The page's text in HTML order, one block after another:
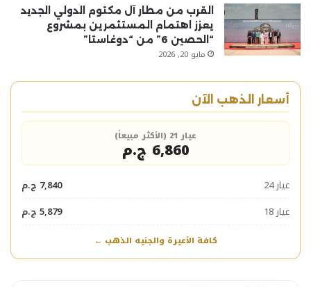
القرب من مطار آل مكتوم الدولي الجديد
يعزز اهتمام المستثمرين بمشروع
“الحصين 6” من “دوغاستا”
مايو 20, 2026
أسعار الذهب الآن
عيار 21 (الأكثر مبيعاً)
6,860 ج.م
عيار 24
7,840 ج.م
عيار 18
5,879 ج.م
كافة الأعيرة والجنيه الذهب ←